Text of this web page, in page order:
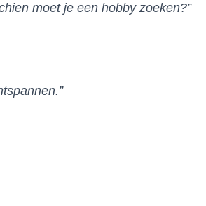
moet je een hobby zoeken?”